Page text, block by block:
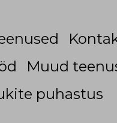
Muud
puhastus